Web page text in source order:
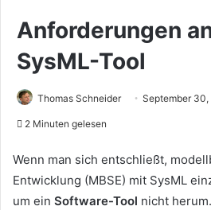
Anforderungen
SysML-Tool
Thomas Schneider September 30,
2 Minuten gelesen
Wenn man sich entschließt,
Entwicklung (MBSE) mit SysML
um ein Software-Tool nicht